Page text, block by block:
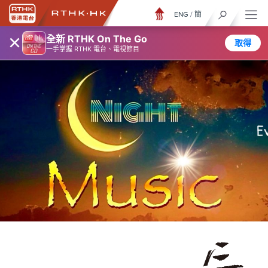
× 全新 RTHK On The Go
一手掌握 RTHK 電台、電視節目
取得
ENG / 簡